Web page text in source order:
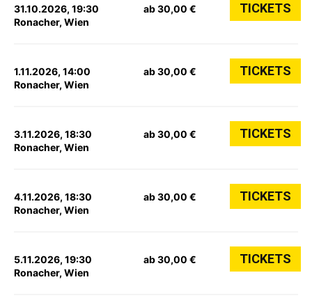
31.10.2026, 19:30
Ronacher, Wien
ab 30,00 € TICKETS
1.11.2026, 14:00
Ronacher, Wien
ab 30,00 € TICKETS
3.11.2026, 18:30
Ronacher, Wien
ab 30,00 € TICKETS
4.11.2026, 18:30
Ronacher, Wien
ab 30,00 € TICKETS
5.11.2026, 19:30
Ronacher, Wien
ab 30,00 € TICKETS